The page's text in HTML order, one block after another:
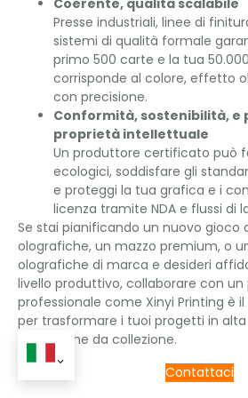
Presse industriali, linee di
sistemi di qualità formale
primo 500 carte e la tua
corrisponde al colore, effetto
con precisione.
Conformità, sostenibilità, e
proprietà intellettuale
Un produttore certificato può
ecologici, soddisfare gli
e proteggi la tua grafica e i
licenza tramite NDA e flussi di
Se stai pianificando un nuovo gioco
olografiche, un mazzo premium, o
olografiche di marca e desideri
livello produttivo, collaborare con
professionale come Xinyi Printing è
per trasformare i tuoi progetti in
olografiche da collezione.
Contattaci